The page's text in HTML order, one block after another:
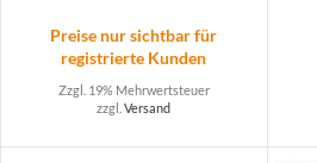
Preise nur sichtbar für
registrierte Kunden
Zzgl. 19% Mehrwertsteuer
zzgl.Versand